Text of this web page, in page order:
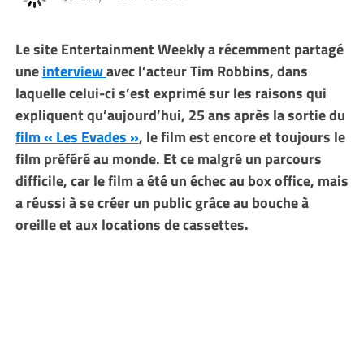
Le site Entertainment Weekly a récemment partagé
uneinterviewavec l’acteur Tim Robbins, dans
laquelle celui-ci s’est exprimé sur les raisons qui
expliquent qu’aujourd’hui, 25 ans après la sortie du
film « Les Evades », le film est encore et toujours le
film préféré au monde. Et ce malgré un parcours
difficile, car le film a été un échec au box office, mais
a réussi à se créer un public grâce au bouche à
oreille et aux locations de cassettes.